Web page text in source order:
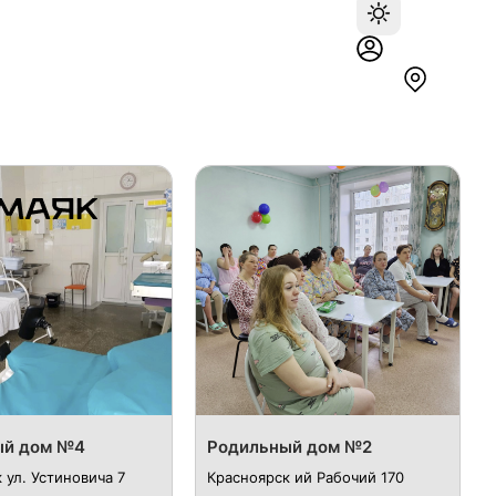
дом №4
ул. Устиновича 7
Родильный дом №2
Красноярск ий Рабочий 170